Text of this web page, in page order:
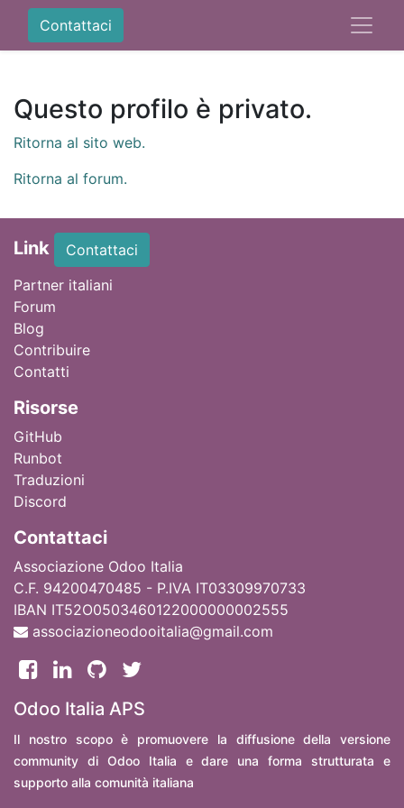
Contattaci
Questo profilo è privato.
Ritorna al sito web.
Ritorna al forum.
Link
Contattaci
Partner italiani
Forum
Blog
Contribuire
Contatti
Risorse
GitHub
Runbot
Traduzioni
Discord
Contattaci
Associazione Odoo Italia
C.F. 94200470485 - P.IVA IT03309970733
IBAN IT52O0503460122000000002555
associazioneodooitalia@gmail.com
Odoo Italia APS
Il nostro scopo è promuovere la diffusione della versione
community di Odoo Italia e dare una forma strutturata e
supporto alla comunità italiana